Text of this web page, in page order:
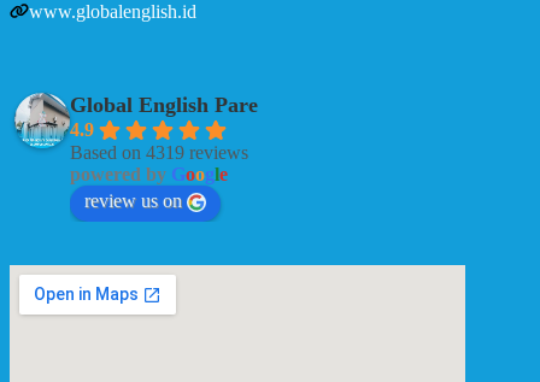
www.globalenglish.id
Global English Pare
4.9
Based on 4319 reviews
powered by Google
review us on